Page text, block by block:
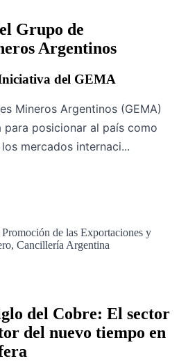
Grupo de
Argentinos
del GEMA
Mineros Argentinos (GEMA)
para posicionar al país como
mercados internaci...
de las Exportaciones y
Cancillería Argentina
del Cobre: El sector
del nuevo tiempo en